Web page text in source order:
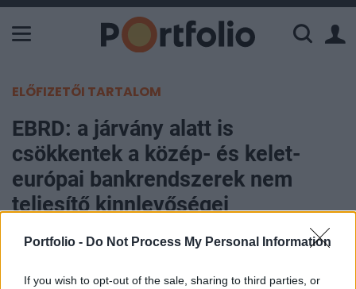
Portfolio - Do Not Process My Personal Information
If you wish to opt-out of the sale, sharing to third parties, or
ELŐFIZETŐI TARTALOM
EBRD: a járvány alatt is
csökkentek a közép- és kelet-
európai bankrendszerek nem
teljesítő kinnlevőségei
MTI